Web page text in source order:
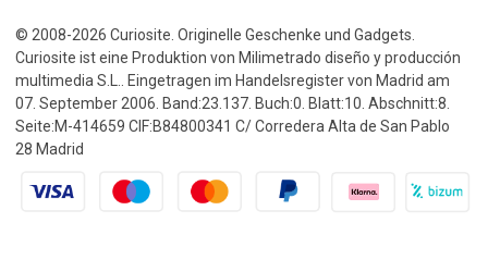
© 2008-2026 Curiosite. Originelle Geschenke und Gadgets.
Curiosite ist eine Produktion von Milimetrado diseño y producción
multimedia S.L.. Eingetragen im Handelsregister von Madrid am
07. September 2006. Band:23.137. Buch:0. Blatt:10. Abschnitt:8.
Seite:M-414659 CIF:B84800341 C/ Corredera Alta de San Pablo
28 Madrid